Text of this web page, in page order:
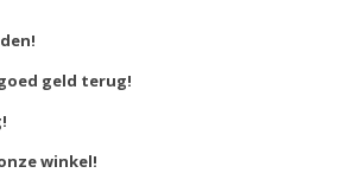
geld terug!
winkel!